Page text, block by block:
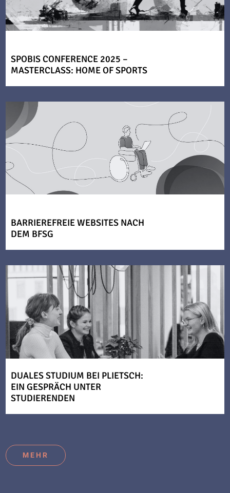
SPOBIS CONFERENCE 2025 –
MASTERCLASS: HOME OF SPORTS
BARRIEREFREIE WEBSITES NACH
DEM BFSG
DUALES STUDIUM BEI PLIETSCH:
EIN GESPRÄCH UNTER
STUDIERENDEN
MEHR